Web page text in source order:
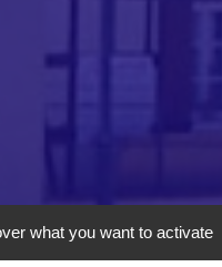
what you want to activate